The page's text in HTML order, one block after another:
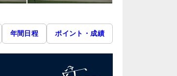
年間日程 ポイント・成績